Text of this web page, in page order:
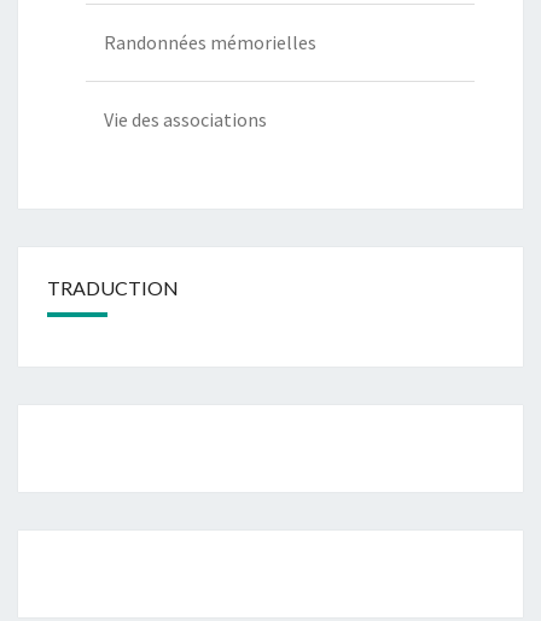
Randonnées mémorielles
Vie des associations
TRADUCTION